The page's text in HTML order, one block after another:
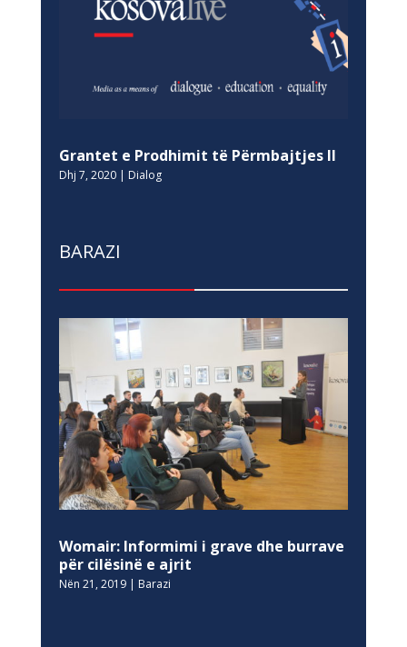
Grantet e Prodhimit të Përmbajtjes II
Dhj 7, 2020| Dialog
BARAZI
Womair: Informimi i grave dhe burrave
për cilësinë e ajrit
Nën 21, 2019| Barazi